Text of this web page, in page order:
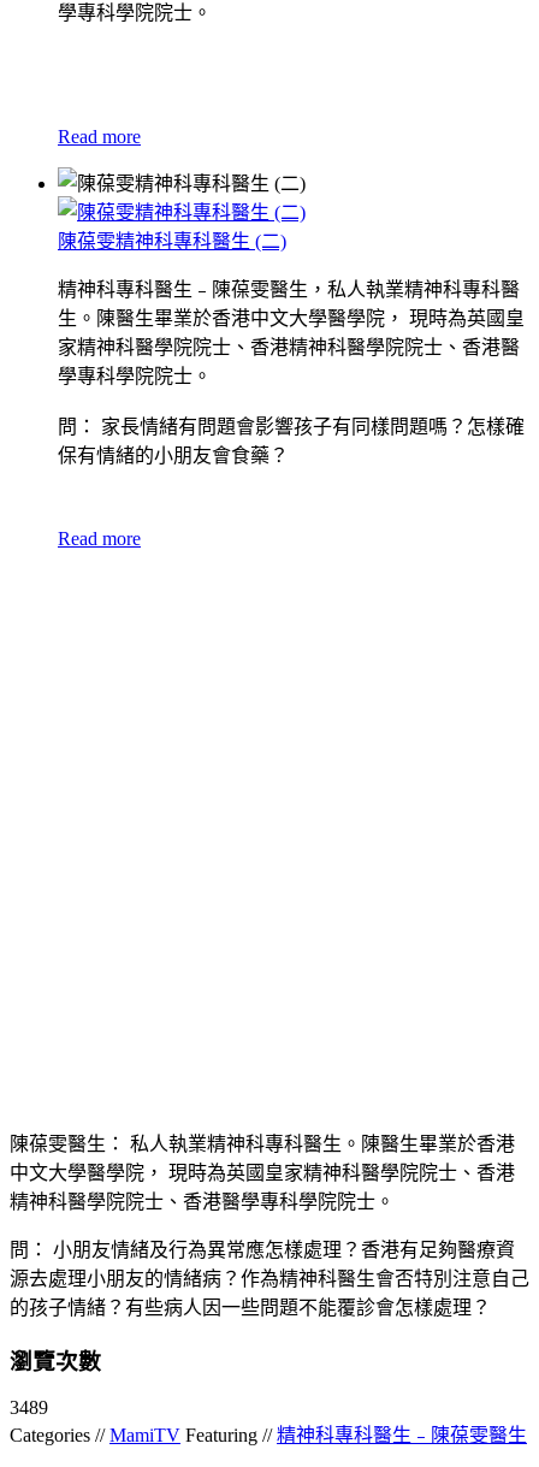
學專科學院院士。
Read more
陳葆雯精神科專科醫生 (二)
精神科專科醫生﹣陳葆雯醫生，私人執業精神科專科醫
生。陳醫生畢業於香港中文大學醫學院， 現時為英國皇
家精神科醫學院院士、香港精神科醫學院院士、香港醫
學專科學院院士。
問： 家長情緒有問題會影響孩子有同樣問題嗎？怎樣確
保有情緒的小朋友會食藥？
Read more
陳葆雯醫生： 私人執業精神科專科醫生。陳醫生畢業於香港
中文大學醫學院， 現時為英國皇家精神科醫學院院士、香港
精神科醫學院院士、香港醫學專科學院院士。
問： 小朋友情緒及行為異常應怎樣處理？香港有足夠醫療資
源去處理小朋友的情緒病？作為精神科醫生會否特別注意自己
的孩子情緒？有些病人因一些問題不能覆診會怎樣處理？
瀏覽次數
3489
Categories //MamiTV Featuring //精神科專科醫生﹣陳葆雯醫生